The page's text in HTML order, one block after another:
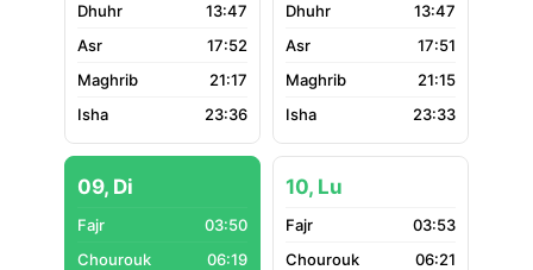
13:47
17:52
21:17
23:36
13:47
17:51
21:15
23:33
09, Di
03:50
06:19
10, Lu
03:53
06:21